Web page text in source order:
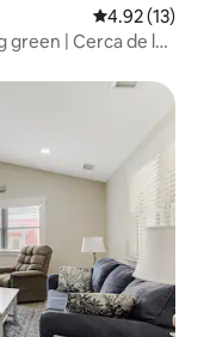
Calificación
4.92 (13)
green | Cerca de la